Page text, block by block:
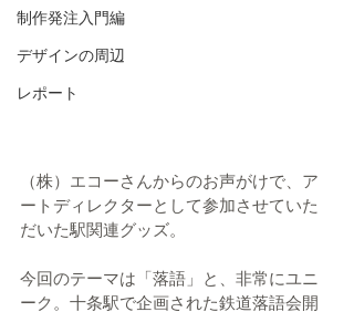
制作発注入門編
デザインの周辺
レポート
（株）エコーさんからのお声がけで、ア
ートディレクターとして参加させていた
だいた駅関連グッズ。
今回のテーマは「落語」と、非常にユニ
ーク。十条駅で企画された鉄道落語会開